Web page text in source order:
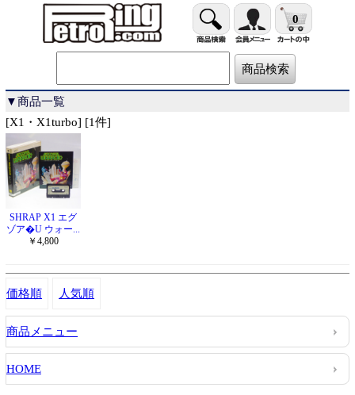
0
▼商品一覧
[X1・X1turbo] [1件]
SHRAP X1 エグ
ゾア�U ウォー...
￥4,800
価格順 人気順
商品メニュー
HOME